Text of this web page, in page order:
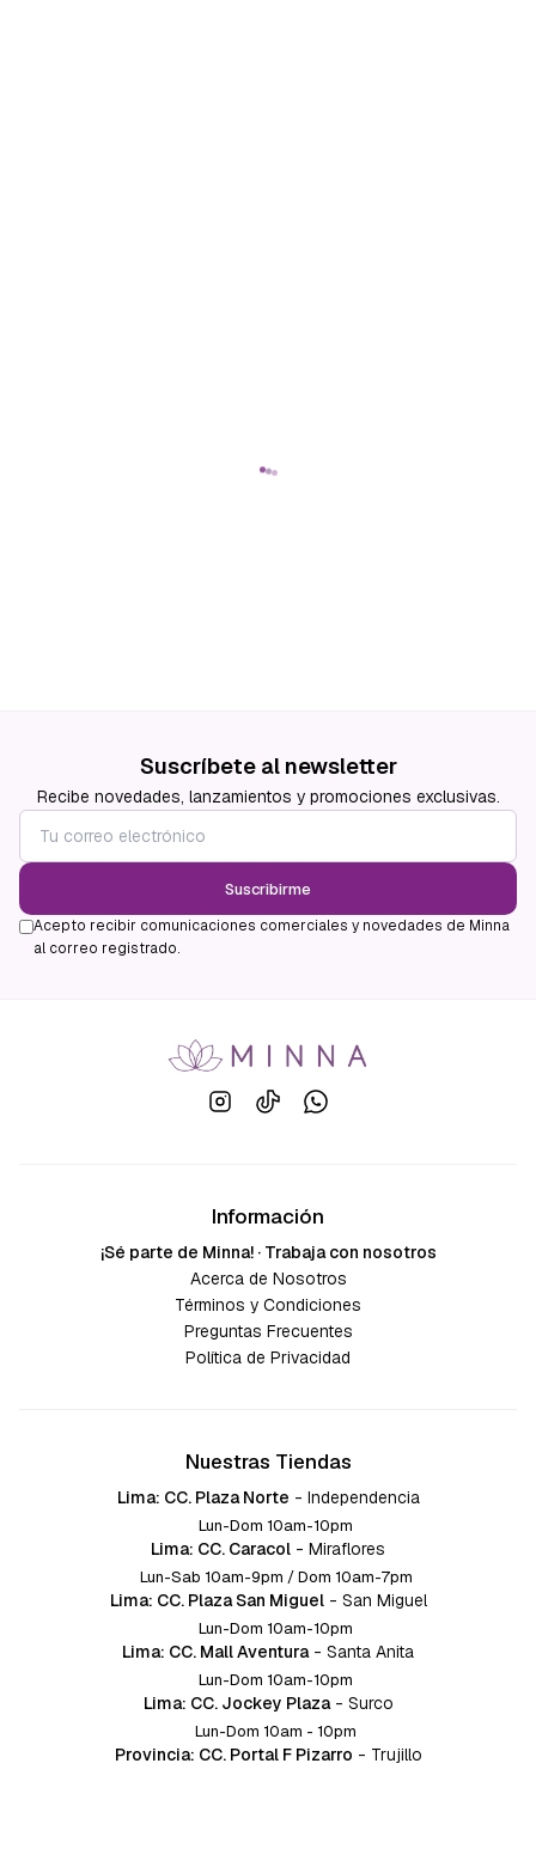
Suscríbete al newsletter
Recibe novedades, lanzamientos y promociones exclusivas.
Suscribirme
Acepto recibir comunicaciones comerciales y novedades de Minna
al correo registrado.
Información
¡Sé parte de Minna! · Trabaja con nosotros
Acerca de Nosotros
Términos y Condiciones
Preguntas Frecuentes
Política de Privacidad
Nuestras Tiendas
Lima: CC. Plaza Norte - Independencia
Lun-Dom 10am-10pm
Lima: CC. Caracol - Miraflores
Lun-Sab 10am-9pm / Dom 10am-7pm
Lima: CC. Plaza San Miguel - San Miguel
Lun-Dom 10am-10pm
Lima: CC. Mall Aventura - Santa Anita
Lun-Dom 10am-10pm
Lima: CC. Jockey Plaza - Surco
Lun-Dom 10am - 10pm
Provincia: CC. Portal F Pizarro - Trujillo